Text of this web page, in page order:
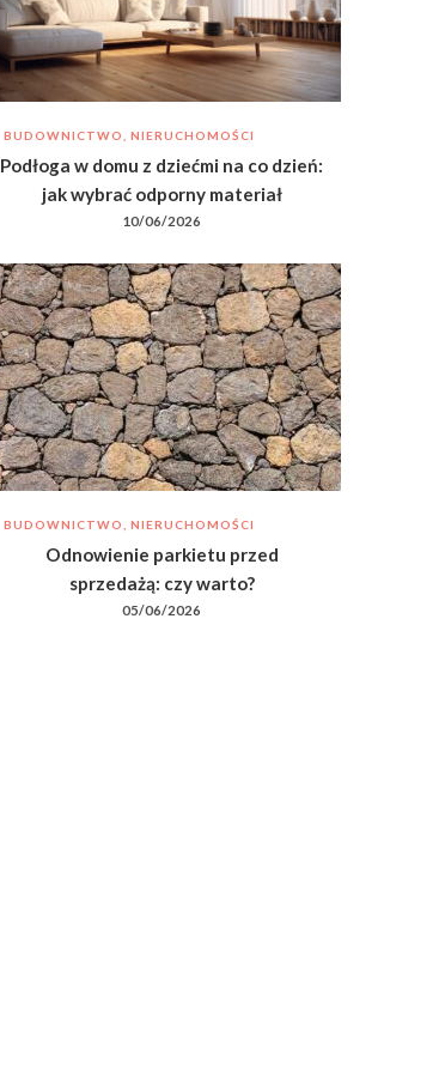
BUDOWNICTWO, NIERUCHOMOŚCI
Podłoga w domu z dziećmi na co dzień:
jak wybrać odporny materiał
10/06/2026
BUDOWNICTWO, NIERUCHOMOŚCI
Odnowienie parkietu przed
sprzedażą: czy warto?
05/06/2026